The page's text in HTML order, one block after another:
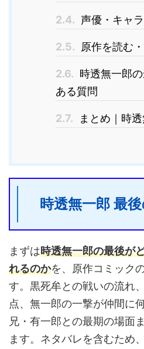
2.4. 声優・キャ
2.5. 原作を読む
2.6. 時透無一郎
ある質問
2.7. まとめ｜時
時透無一郎 最
まずは時透無一郎の最後が
れるのかを、原作コミック
す。黒死牟との戦いの流れ
点、無一郎の一撃が仲間に
兄・有一郎との最期の場面
ます。ネタバレを含むため